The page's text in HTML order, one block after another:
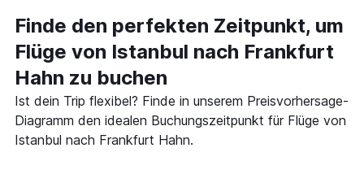
Finde den perfekten Zeitpunkt, um
Flüge von Istanbul nach Frankfurt
Hahn zu buchen
Ist dein Trip flexibel? Finde in unserem Preisvorhersage-
Diagramm den idealen Buchungszeitpunkt für Flüge von
Istanbul nach Frankfurt Hahn.